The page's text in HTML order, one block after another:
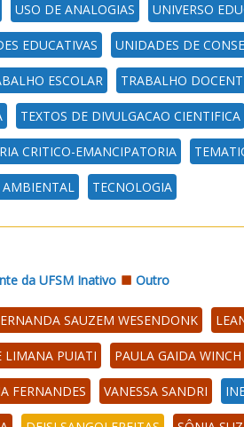
USO DE ANALOGIAS UNIVERSO
EDUCATIVAS UNIDADES DE
ESCOLAR TRABALHO
TEXTOS DE DIVULGACAO CIENTIFICA
CRITICO-EMANCIPATORIA
TECNOLOGIA
da UFSM Inativo Outro
SAUZEM WESENDONK
LIMANA PUIATI PAULA GAIDA WINCH
FERNANDES VANESSA SANDRI